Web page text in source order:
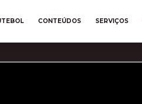
CONTEÚDOS SERVIÇOS